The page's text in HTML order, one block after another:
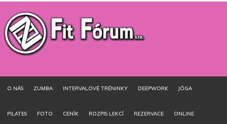
O NÁS ZUMBA INTERVALOVÉ TRÉNINKY DEEPWORK JÓGA
PILATES FOTO CENÍK ROZPIS LEKCÍ REZERVACE ONLINE